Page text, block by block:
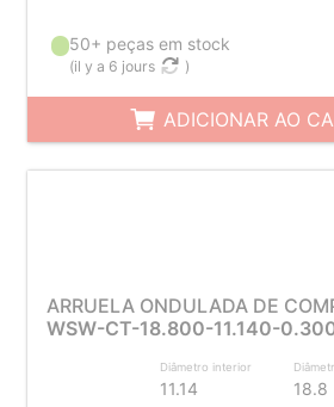
50+ peças em stock
(il y a 6 jours )
ADICIONAR AO
ARRUELA ONDULADA DE
WSW-CT-18.800-11.140-
Diâmetro interior
11.14 18.8